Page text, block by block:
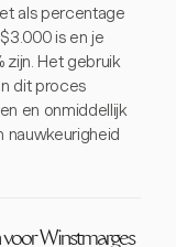
als percentage
is en je
Het gebruik
dit proces
en onmiddellijk
nauwkeurigheid
Winstmarges